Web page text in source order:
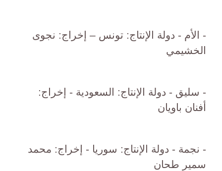
- الأم - دولة الإنتاج: تونس – إخراج: نجوى
الخشيمي
- سليق - دولة الإنتاج: السعودية - إخراج:
أفنان باويان
- نجمة - دولة الإنتاج: سوريا - إخراج: محمد
سمير طحان